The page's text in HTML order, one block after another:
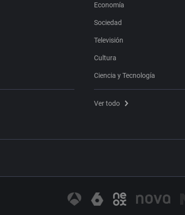
Economía
Sociedad
Televisión
Cultura
Ciencia y Tecnología
Ver todo